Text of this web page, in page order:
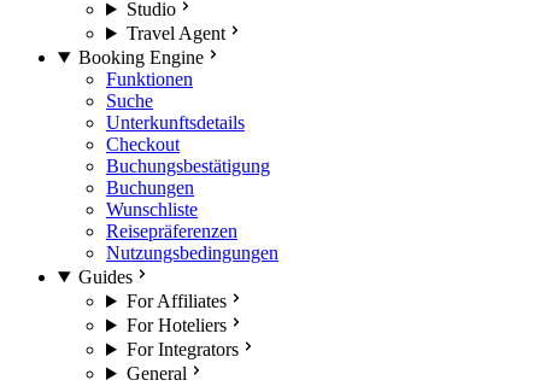
Studio
Travel Agent
Booking Engine
Funktionen
Suche
Unterkunftsdetails
Checkout
Buchungsbestätigung
Buchungen
Wunschliste
Reisepräferenzen
Nutzungsbedingungen
Guides
For Affiliates
For Hoteliers
For Integrators
General